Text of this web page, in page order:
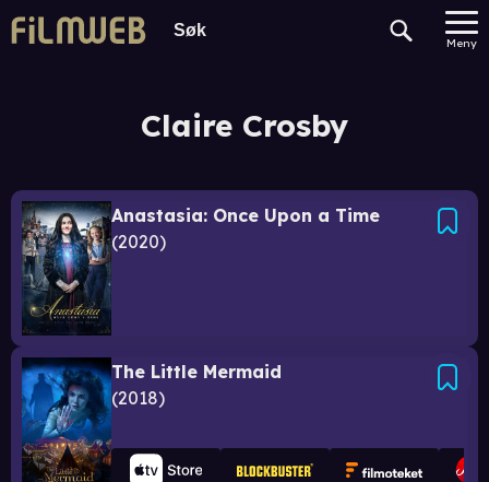
Meny
Claire Crosby
Anastasia: Once Upon a Time
2020
The Little Mermaid
2018